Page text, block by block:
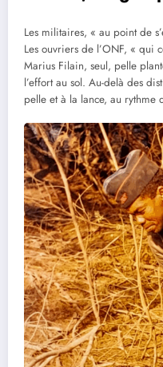
Les militaires, « au point de
Les ouvriers de l’ONF, « qui
Marius Filain, seul, pelle
l’effort au sol. Au-delà des
pelle et à la lance, au rythme